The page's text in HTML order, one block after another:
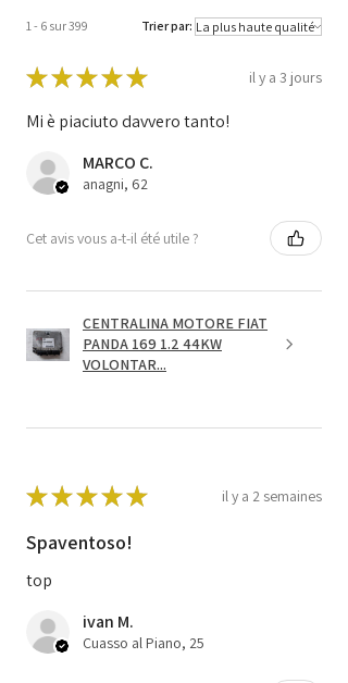
1 - 6 sur 399 Trier par:
★★★★★ il y a 3 jours
Mi è piaciuto davvero tanto!
MARCO C.
anagni, 62
Cet avis vous a-t-il été utile ?
CENTRALINA MOTORE FIAT
PANDA 169 1.2 44KW
VOLONTAR...
★★★★★ il y a 2 semaines
Spaventoso!
top
ivan M.
Cuasso al Piano, 25